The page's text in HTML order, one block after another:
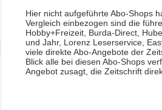
Hier nicht aufgeführte Abo-Shops
Vergleich einbezogen sind die
Hobby+Freizeit, Burda-Direct,
und Jahr, Lorenz Leserservice,
viele direkte Abo-Angebote der
Blick alle bei diesen Abo-Shops
Angebot zusagt, die Zeitschrift